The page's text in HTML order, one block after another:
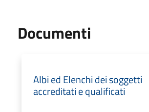
Documenti
Albi ed Elenchi dei soggetti
accreditati e qualificati